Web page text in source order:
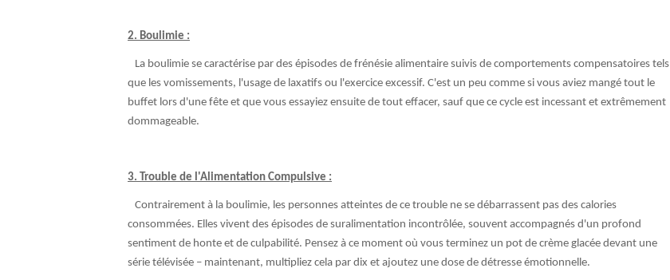
2. Boulimie :
La boulimie se caractérise par des épisodes de frénésie alimentaire suivis de comportements compensatoires tels
que les vomissements, l'usage de laxatifs ou l'exercice excessif. C'est un peu comme si vous aviez mangé tout le
buffet lors d'une fête et que vous essayiez ensuite de tout effacer, sauf que ce cycle est incessant et extrêmement
dommageable.
3. Trouble de l'Alimentation Compulsive :
Contrairement à la boulimie, les personnes atteintes de ce trouble ne se débarrassent pas des calories
consommées. Elles vivent des épisodes de suralimentation incontrôlée, souvent accompagnés d'un profond
sentiment de honte et de culpabilité. Pensez à ce moment où vous terminez un pot de crème glacée devant une
série télévisée – maintenant, multipliez cela par dix et ajoutez une dose de détresse émotionnelle.